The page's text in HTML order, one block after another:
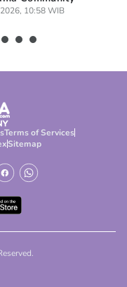
10:58 WIB
Terms of Services
Sitemap